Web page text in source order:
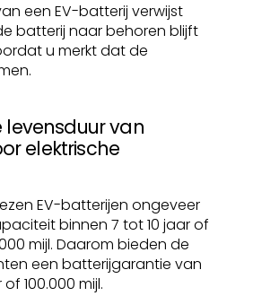
een EV-batterij verwijst
batterij naar behoren blijft
u merkt dat de
van
elektrische
EV-batterijen ongeveer
binnen 7 tot 10 jaar of
mijl. Daarom bieden de
een batterijgarantie van
100.000 mijl.